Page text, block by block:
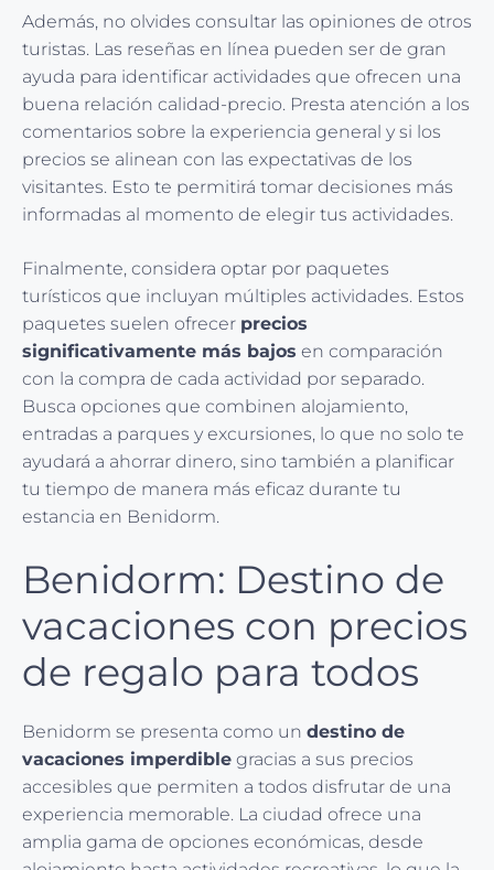
Además, no olvides consultar las opiniones de otros
turistas. Las reseñas en línea pueden ser de gran
ayuda para identificar actividades que ofrecen una
buena relación calidad-precio. Presta atención a los
comentarios sobre la experiencia general y si los
precios se alinean con las expectativas de los
visitantes. Esto te permitirá tomar decisiones más
informadas al momento de elegir tus actividades.
Finalmente, considera optar por paquetes
turísticos que incluyan múltiples actividades. Estos
paquetes suelen ofrecer precios
significativamente más bajos en comparación
con la compra de cada actividad por separado.
Busca opciones que combinen alojamiento,
entradas a parques y excursiones, lo que no solo te
ayudará a ahorrar dinero, sino también a planificar
tu tiempo de manera más eficaz durante tu
estancia en Benidorm.
Benidorm: Destino de
vacaciones con precios
de regalo para todos
Benidorm se presenta como un destino de
vacaciones imperdible gracias a sus precios
accesibles que permiten a todos disfrutar de una
experiencia memorable. La ciudad ofrece una
amplia gama de opciones económicas, desde